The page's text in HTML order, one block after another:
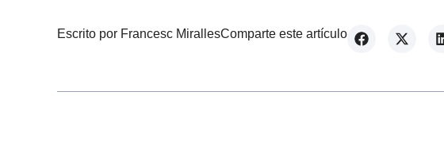
Escrito por Francesc MirallesComparte este artículo